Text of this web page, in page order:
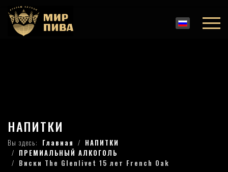
НАПИТКИ
Вы здесь: Главная
НАПИТКИ
ПРЕМИАЛЬНЫЙ АЛКОГОЛЬ
Виски The Glenlivet 15 лет French Oak